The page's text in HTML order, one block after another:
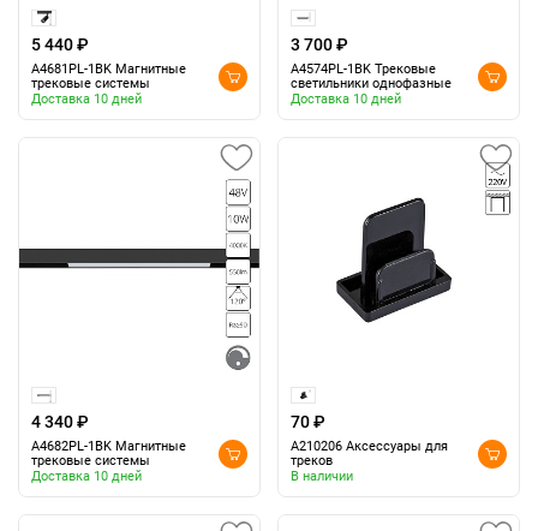
5 440 ₽
A4681PL-1BK Магнитные
трековые системы
Доставка 10 дней
3 700 ₽
A4574PL-1BK Трековые
светильники однофазные
Доставка 10 дней
4 340 ₽
A4682PL-1BK Магнитные
трековые системы
Доставка 10 дней
70 ₽
A210206 Аксессуары для
треков
В наличии